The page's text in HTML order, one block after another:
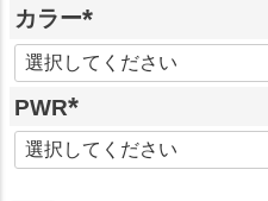
カラー
(
必
)
PWR
(
必